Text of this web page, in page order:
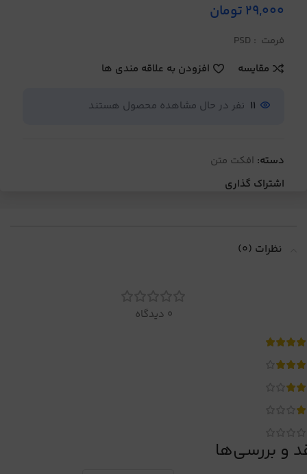
29,000تومان
فرمت : PSD
مقایسه
افزودن به علاقه مندی ها
11 نفر در حال مشاهده محصول هستند
دسته: افکت متن
اشتراک گذاری
نظرات (0)
0 دیدگاه
و بررسی‌ها